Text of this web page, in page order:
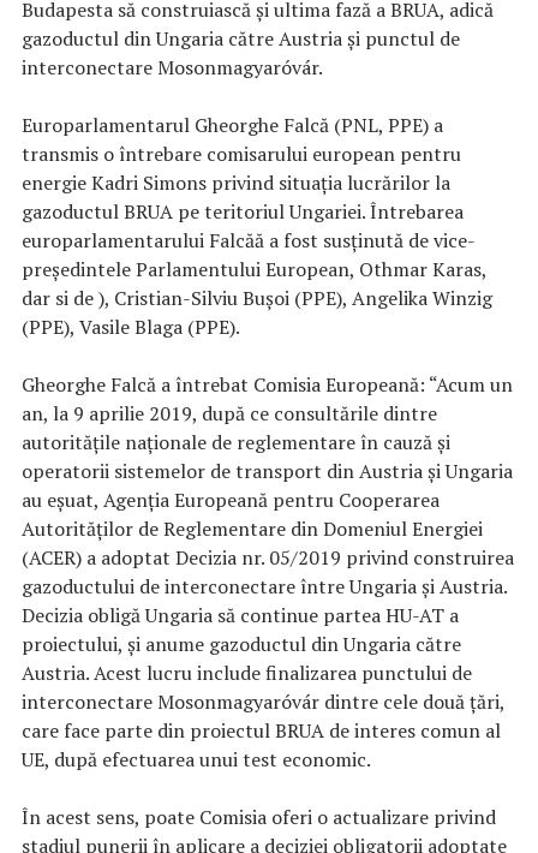
Budapesta să construiască și ultima fază a BRUA, adică
gazoductul din Ungaria către Austria și punctul de
interconectare Mosonmagyaróvár.
Europarlamentarul Gheorghe Falcă (PNL, PPE) a
transmis o întrebare comisarului european pentru
energie Kadri Simons privind situația lucrărilor la
gazoductul BRUA pe teritoriul Ungariei. Întrebarea
europarlamentarului Falcăă a fost susținută de vice-
președintele Parlamentului European, Othmar Karas,
dar si de ), Cristian-Silviu Buşoi (PPE), Angelika Winzig
(PPE), Vasile Blaga (PPE).
Gheorghe Falcă a întrebat Comisia Europeană: “Acum un
an, la 9 aprilie 2019, după ce consultările dintre
autoritățile naționale de reglementare în cauză și
operatorii sistemelor de transport din Austria și Ungaria
au eșuat, Agenția Europeană pentru Cooperarea
Autorităților de Reglementare din Domeniul Energiei
(ACER) a adoptat Decizia nr. 05/2019 privind construirea
gazoductului de interconectare între Ungaria și Austria.
Decizia obligă Ungaria să continue partea HU-AT a
proiectului, și anume gazoductul din Ungaria către
Austria. Acest lucru include finalizarea punctului de
interconectare Mosonmagyaróvár dintre cele două țări,
care face parte din proiectul BRUA de interes comun al
UE, după efectuarea unui test economic.
În acest sens, poate Comisia oferi o actualizare privind
stadiul punerii în aplicare a deciziei obligatorii adoptate